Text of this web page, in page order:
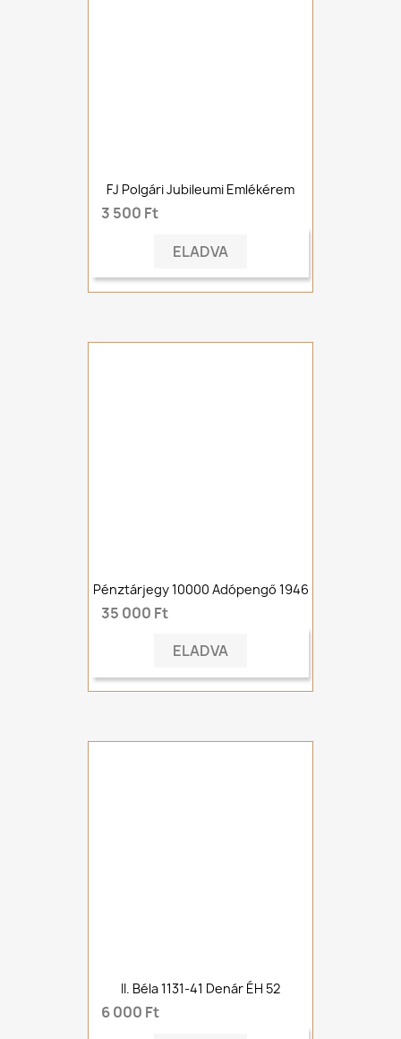
FJ Polgári Jubileumi Emlékérem
3 500 Ft
ELADVA
Pénztárjegy 10000 Adópengő 1946
35 000 Ft
ELADVA
II. Béla 1131-41 Denár ÉH 52
6 000 Ft